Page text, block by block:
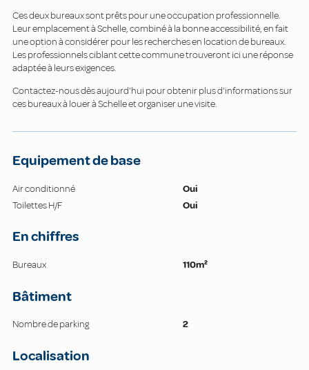
Ces deux bureaux sont prêts pour une occupation professionnelle.
Leur emplacement à Schelle, combiné à la bonne accessibilité, en fait
une option à considérer pour les recherches en location de bureaux.
Les professionnels ciblant cette commune trouveront ici une réponse
adaptée à leurs exigences.
Contactez-nous dès aujourd'hui pour obtenir plus d'informations sur
ces bureaux à louer à Schelle et organiser une visite.
Equipement de base
Air conditionné
Oui
Toilettes H/F
Oui
En chiffres
Bureaux 110m²
Bâtiment
Nombre de parking 2
Localisation